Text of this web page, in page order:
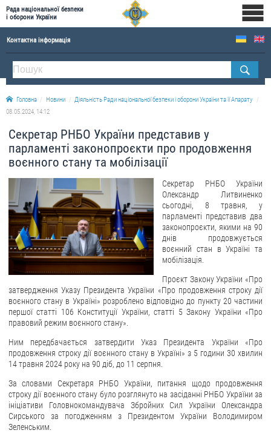
Рада національної безпеки
і оборони України
Контактна інформація
ПРО РНБОУ
Склад Ради національної безпеки і оборони України
Апарат Ради національної безпеки і оборони України
Історична довідка про діяльність Ради національної безпеки і оборони України
ОФІЦІЙНІ ДОКУМЕНТИ
ПРЕСЦЕНТР
Новини
Drone Deals
Фотогалерея
Відеогалерея
ЗВЕРНЕННЯ ГРОМАДЯН
Звернення громадян
ДОСТУП ДО ПУБЛІЧНОЇ ІНФОРМАЦІЇ
Організація доступу до публічної інформації
Запит на отримання публічної інформації
Облік публічної інформації
Головна Новини
Діяльність Ради національної безпеки і оборони України та її Апарату
08.05.2024, 14:12
Секретар РНБО України представив у
парламенті законопроєкти про продовження
воєнного стану та мобілізації
Секретар РНБО України
Олександр Литвиненко
сьогодні, 8 травня, у
парламенті представив два
законопроєкти, якими на 90
днів продовжується
воєнний стан в Україні та
мобілізація.
Проєкт Закону України «Про
затвердження Указу Президента України «Про продовження строку дії
воєнного стану в Україні» розроблено відповідно до пункту 20 частини
першої статті 106 Конституції України, статті 5 Закону України «Про
правовий режим воєнного стану».
Ним передбачається затвердити Указ Президента України «Про
продовження строку дії воєнного стану в Україні» з 5 години 30 хвилин
14 травня 2024 року на 90 діб, до 11 серпня.
За словами Секретаря РНБО України, питання щодо продовження
строку дії воєнного стану було розглянуто на засіданні РНБО України за
ініціативи Головнокомандувача Збройних Сил України Олександра
Сирського за погодженням з Президентом України Володимиром
Зеленським.